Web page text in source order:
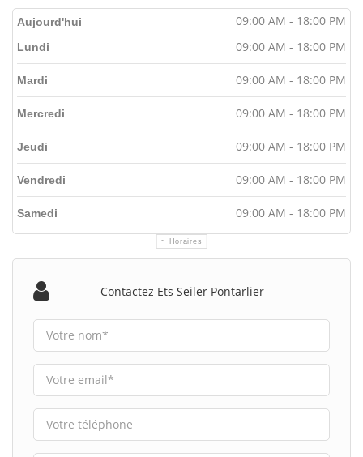
Aujourd'hui 09:00 AM - 18:00 PM
Horaires
Lundi 09:00 AM - 18:00 PM
Mardi 09:00 AM - 18:00 PM
Mercredi 09:00 AM - 18:00 PM
Jeudi 09:00 AM - 18:00 PM
Vendredi 09:00 AM - 18:00 PM
Samedi 09:00 AM - 18:00 PM
Contactez Ets Seiler Pontarlier